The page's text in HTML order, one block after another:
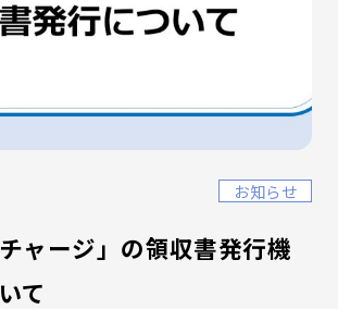
お知らせ
チャージ」の領収書発行機
て